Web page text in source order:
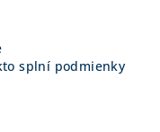
splní podmienky